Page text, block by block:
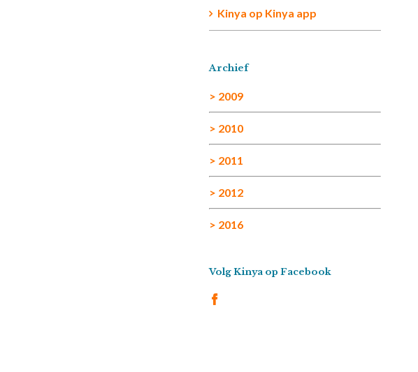
Kinya op Kinya app
Archief
> 2009
> 2010
> 2011
> 2012
> 2016
Volg Kinya op Facebook